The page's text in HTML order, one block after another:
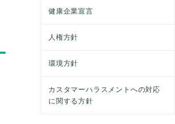
健康企業宣言
人権方針
環境方針
カスタマーハラスメントへの対応
に関する方針